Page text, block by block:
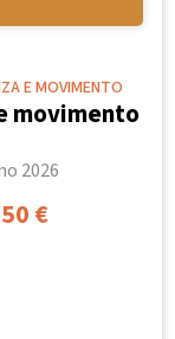
E MOVIMENTO
movimento
2026
€